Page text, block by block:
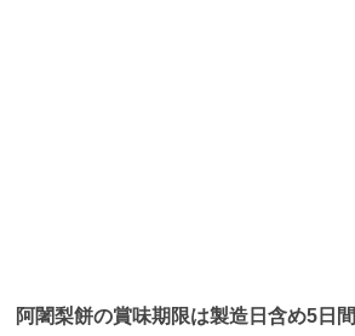
阿闍梨餅の賞味期限は製造日含め5日間